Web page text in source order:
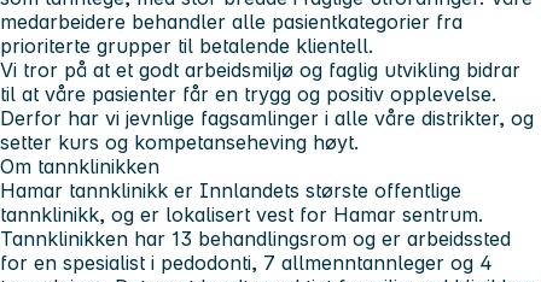
medarbeidere behandler alle pasientkategorier fra
prioriterte grupper til betalende klientell.
Vi tror på at et godt arbeidsmiljø og faglig utvikling bidrar
til at våre pasienter får en trygg og positiv opplevelse.
Derfor har vi jevnlige fagsamlinger i alle våre distrikter, og
setter kurs og kompetanseheving høyt.
Om tannklinikken
Hamar tannklinikk er Innlandets største offentlige
tannklinikk, og er lokalisert vest for Hamar sentrum.
Tannklinikken har 13 behandlingsrom og er arbeidssted
for en spesialist i pedodonti, 7 allmenntannleger og 4